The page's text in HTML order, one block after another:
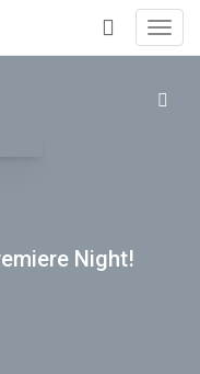
+
Night!